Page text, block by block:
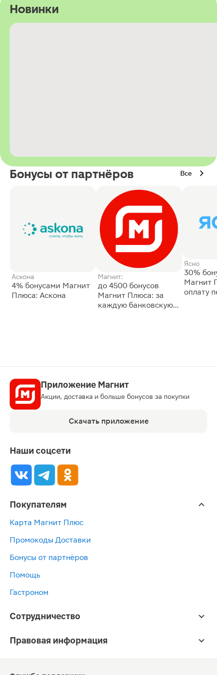
Новинки
Бонусы от партнёров Все
Аскона
4% бонусами Магнит
Плюса: Аскона
Магнит:
до 4500 бонусов
Магнит Плюса: за
каждую банковскую
Ясно
30%
Магнит
оплату
Приложение Магнит
Акции, доставка и больше бонусов за покупки
Скачать приложение
Наши соцсети
Покупателям
Карта Магнит Плюс
Промокоды Доставки
Бонусы от партнёров
Помощь
Гастроном
Сотрудничество
Правовая информация